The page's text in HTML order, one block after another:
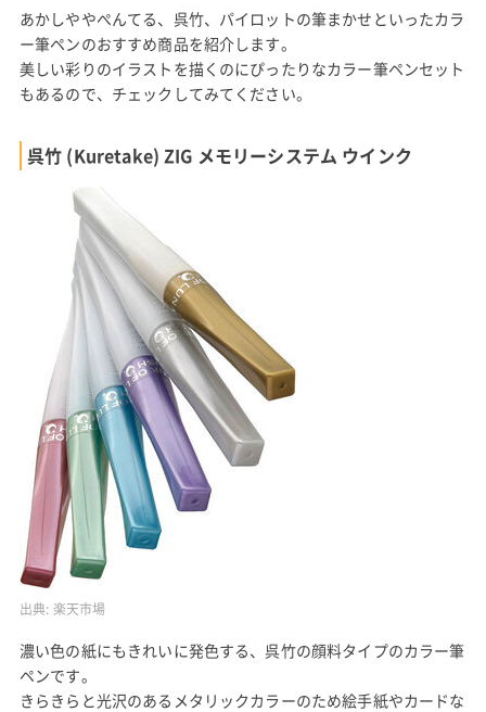
あかしややぺんてる、呉竹、パイロットの筆まかせといったカラ
ー筆ペンのおすすめ商品を紹介します。
美しい彩りのイラストを描くのにぴったりなカラー筆ペンセット
もあるので、チェックしてみてください。
呉竹 (Kuretake) ZIG メモリーシステム ウインク
出典: 楽天市場
濃い色の紙にもきれいに発色する、呉竹の顔料タイプのカラー筆
ペンです。
きらきらと光沢のあるメタリックカラーのため絵手紙やカードな